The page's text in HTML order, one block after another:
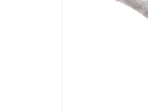
Iegādājies